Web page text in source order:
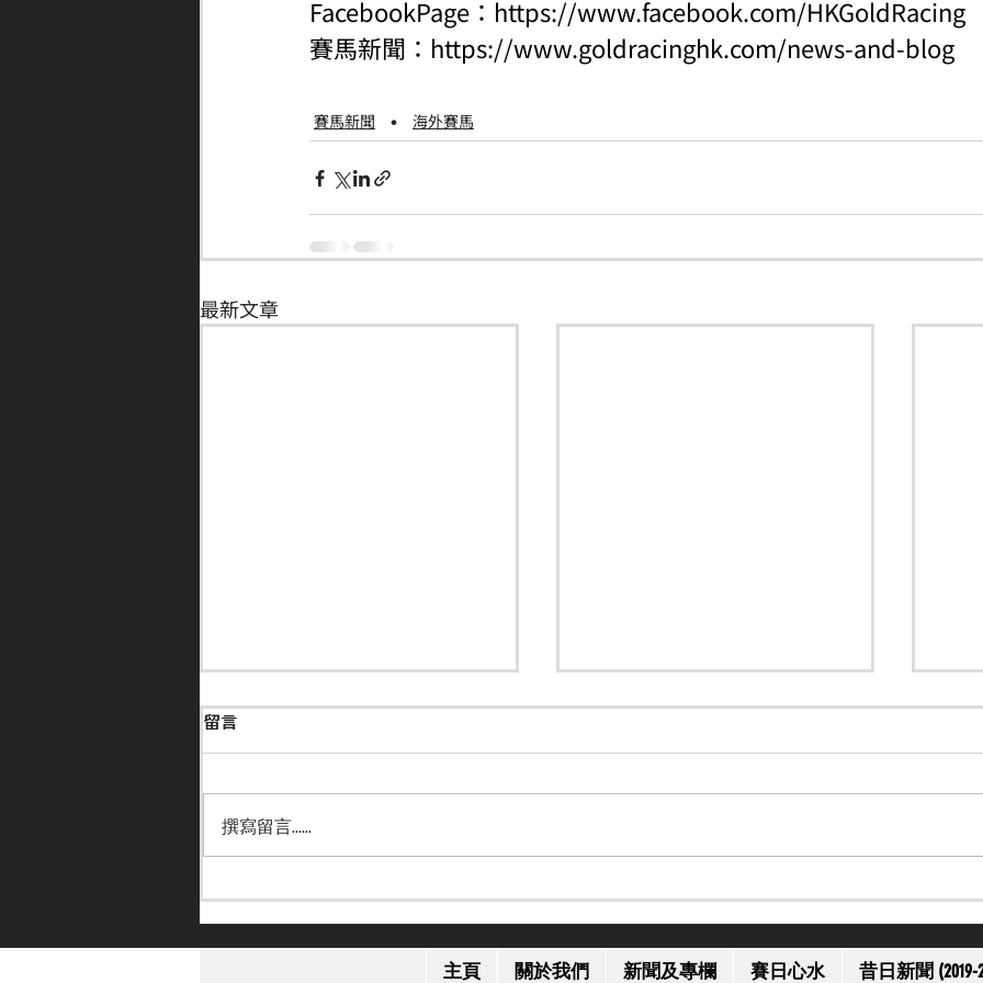
FacebookPage： https://www.facebook.com/HKGoldRacing
賽馬新聞： https://www.goldracinghk.com/news-and-blog
賽馬新聞 海外賽馬
最新文章
錦標感疲勞 或跟去年部署進
離世 享年 52 歲
獲
留言
撰寫留言......
主頁 關於我們 新聞及專欄 賽日心水 昔日新聞 (2019-